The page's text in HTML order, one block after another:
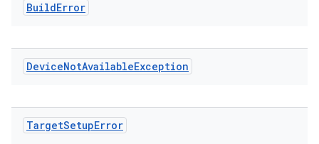
BuildError
DeviceNotAvailableException
TargetSetupError